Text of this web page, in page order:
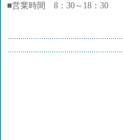
■営業時間 8：30～18：30